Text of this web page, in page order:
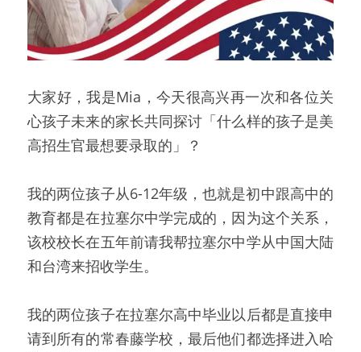
大家好，我是Mia，今天很高兴再一次和各位关
心孩子未来的家长共同探讨「什么样的孩子是美
高招生官最想要录取的」？
我的两位孩子从6-12年级，也就是初中跟高中的
教育都是在拉塞尔中学完成的，因为这个关系，
该校校长在五年前请我帮拉塞尔中学从中国大陆
和台湾来招收学生。
我的两位孩子在拉塞尔高中毕业以后都是直接申
请到所有的常春藤学校，最后他们都选择进入哈